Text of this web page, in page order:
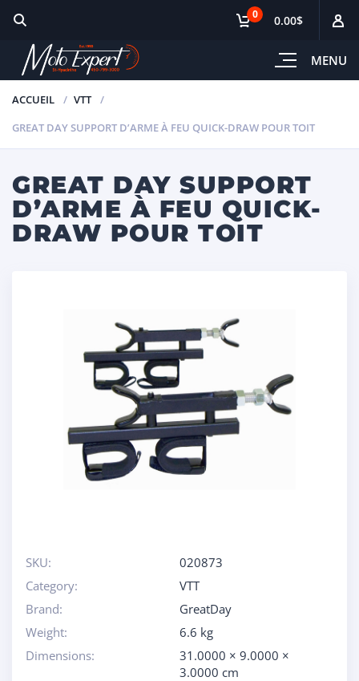
MENU
0 0.00$
ACCUEIL
VTT
GREAT DAY SUPPORT D’ARME À FEU QUICK-DRAW POUR TOIT
GREAT DAY SUPPORT
D’ARME À FEU QUICK-
DRAW POUR TOIT
SKU:
020873
Category:
VTT
Brand:
GreatDay
Weight:
6.6 kg
Dimensions:
31.0000 × 9.0000 ×
3.0000 cm